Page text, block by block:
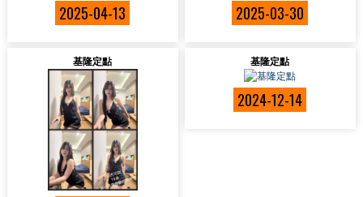
2025-04-13 2025-03-30
基隆定點 基隆定點
2024-12-14